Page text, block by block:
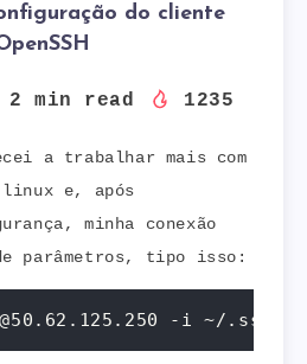
do cliente
2 min read 1235
a trabalhar mais com
e, após
minha conexão
parâmetros, tipo isso:
-i ~/.ssh/